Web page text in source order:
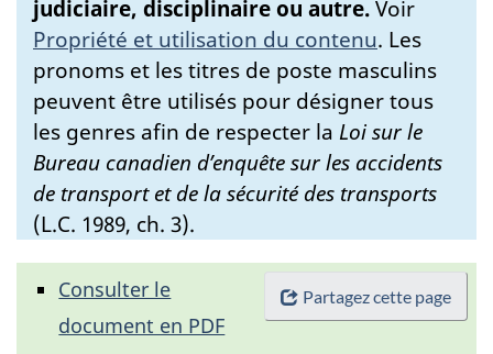
judiciaire, disciplinaire ou autre.Voir
Propriété et utilisation du contenu. Les
pronoms et les titres de poste masculins
peuvent être utilisés pour désigner tous
les genres afin de respecter la Loi sur le
Bureau canadien d’enquête sur les accidents
de transport et de la sécurité des transports
(L.C. 1989, ch. 3).
Partagez cette page
Consulter le
document en PDF